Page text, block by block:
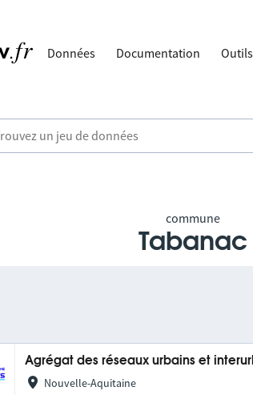
Données Documentation Outils
commune
Tabanac
Agrégat des réseaux urbains et
Nouvelle-Aquitaine